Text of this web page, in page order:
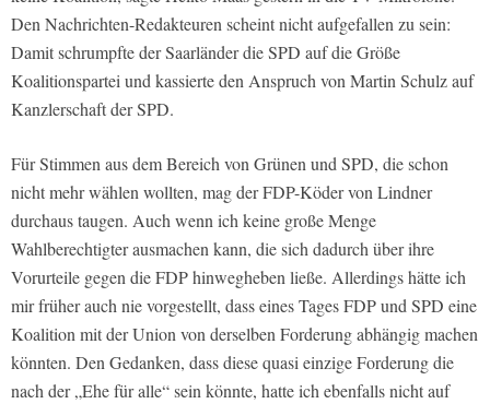
Den Nachrichten-Redakteuren scheint nicht aufgefallen zu sein:
Damit schrumpfte der Saarländer die SPD auf die Größe
Koalitionspartei und kassierte den Anspruch von Martin Schulz auf
Kanzlerschaft der SPD.
Für Stimmen aus dem Bereich von Grünen und SPD, die schon
nicht mehr wählen wollten, mag der FDP-Köder von Lindner
durchaus taugen. Auch wenn ich keine große Menge
Wahlberechtigter ausmachen kann, die sich dadurch über ihre
Vorurteile gegen die FDP hinwegheben ließe. Allerdings hätte ich
mir früher auch nie vorgestellt, dass eines Tages FDP und SPD eine
Koalition mit der Union von derselben Forderung abhängig machen
könnten. Den Gedanken, dass diese quasi einzige Forderung die
nach der „Ehe für alle“ sein könnte, hatte ich ebenfalls nicht auf